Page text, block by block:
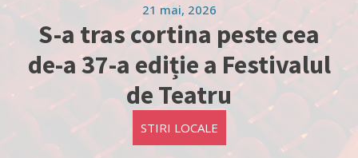
21 mai, 2026
S-a tras cortina peste cea
de-a 37-a ediție a Festivalul
de Teatru
STIRI LOCALE